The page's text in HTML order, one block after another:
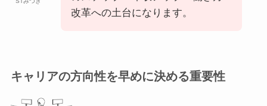
改革への土台になります。
キャリアの方向性を早めに決める重要性